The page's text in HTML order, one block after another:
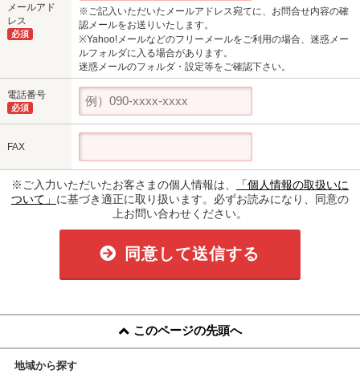
メールアド
レス
必須
※ご記入いただいたメールアドレス宛てに、お問合せ内容の確
認メールをお送りいたします。
※Yahoo!メールなどのフリーメールをご利用の場合、迷惑メー
ルフォルダに入る場合があります。
迷惑メールのフォルダ・設定等をご確認下さい。
電話番号
必須
FAX
※ご入力いただいたお客さまの個人情報は、
「個人情報の取扱いに
ついて」 に基づき適正に取り扱います。必ずお読みになり、同意の
上お問い合わせください。
同意して送信する
このページの先頭へ
地域から探す